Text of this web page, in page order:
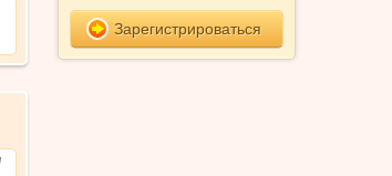
Зарегистрироваться